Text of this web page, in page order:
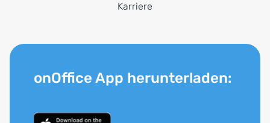
Karriere
onOffice App herunterladen: